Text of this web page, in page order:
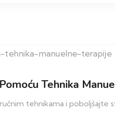
Tehnika
tehnikama i poboljšajte